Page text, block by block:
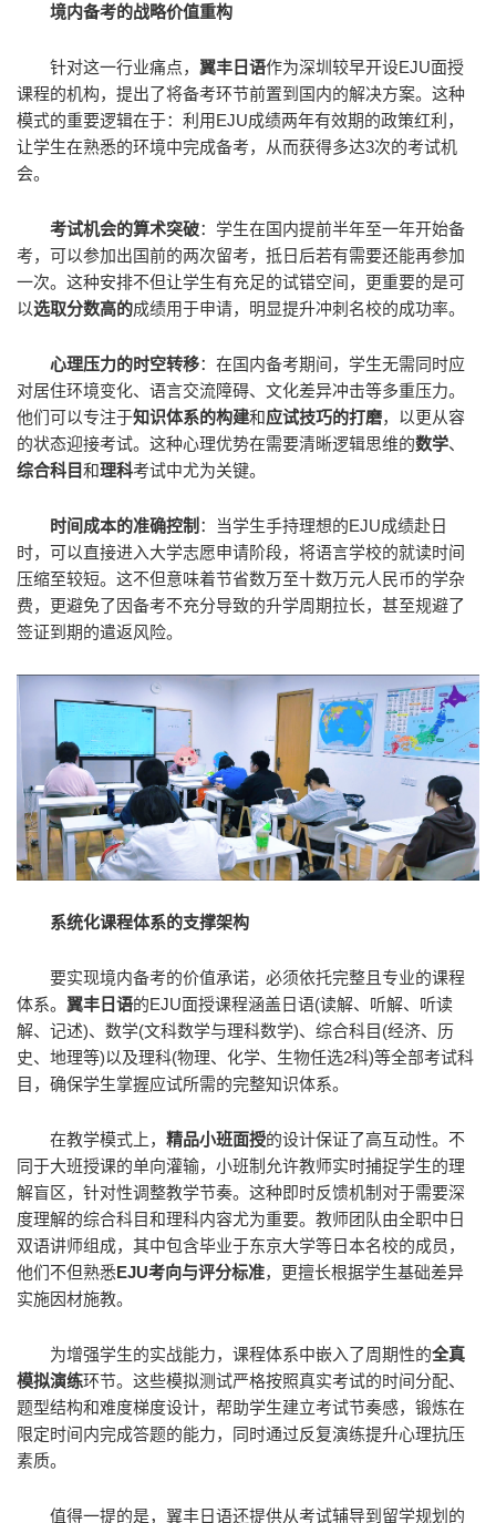
境内备考的战略价值重构
针对这一行业痛点， 翼丰 日语作为深圳较早开设EJU面授
课程的机构，提出了将备考环节前置到国内的解决方案。这种
模式的重要逻辑在于：利用EJU成绩两年有效期的政策红利，
让学生在熟悉的环境中完成备考，从而获得多达3次的考试机
会。
考试机会的算术突破：学生在国内提前半年至一年开始备
考，可以参加出国前的两次留考，抵日后若有需要还能再参加
一次。这种安排不但让学生有充足的试错空间，更重要的是可
以选取分数高的成绩用于申请，明显提升冲刺名校的成功率。
心理压力的时空转移：在国内备考期间，学生无需同时应
对居住环境变化、语言交流障碍、文化差异冲击等多重压力。
他们可以专注于知识体系的构建和应试技巧的打磨，以更从容
的状态迎接考试。这种心理优势在需要清晰逻辑思维的数学、
综合科目和理科考试中尤为关键。
时间成本的准确控制 ：当学生手持理想的EJU成绩赴日
时，可以直接进入大学志愿申请阶段，将语言学校的就读时间
压缩至较短。这不但意味着节省数万至十数万元人民币的学杂
费，更避免了因备考不充分导致的升学周期拉长，甚至规避了
签证到期的遣返风险。
系统化课程体系的支撑架构
要实现境内备考的价值承诺，必须依托完整且专业的课程
体系。 翼丰日语的EJU面授课程涵盖日语(读解、听解、听读
解、记述)、数学(文科数学与理科数学)、综合科目(经济、历
史、地理等)以及理科(物理、化学、生物任选2科)等全部考试科
目，确保学生掌握应试所需的完整知识体系。
在教学模式上， 精品小班面授的设计保证了高互动性。不
同于大班授课的单向灌输，小班制允许教师实时捕捉学生的理
解盲区，针对性调整教学节奏。这种即时反馈机制对于需要深
度理解的综合科目和理科内容尤为重要。教师团队由全职中日
双语讲师组成，其中包含毕业于东京大学等日本名校的成员，
他们不但熟悉EJU考向与评分标准，更擅长根据学生基础差异
实施因材施教。
为增强学生的实战能力，课程体系中嵌入了周期性的全真
模拟演练环节。这些模拟测试严格按照真实考试的时间分配、
题型结构和难度梯度设计，帮助学生建立考试节奏感，锻炼在
限定时间内完成答题的能力，同时通过反复演练提升心理抗压
素质。
值得一提的是，翼丰日语还提供从考试辅导到留学规划的